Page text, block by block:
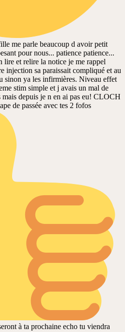
me parle beaucoup d avoir petit
pour nous... patience patience...
lire et relire la notice je me rappel
injection sa paraissait compliqué et au
sinon ya les infirmières. Niveau effet
stim simple et j avais un mal de
mais depuis je n en ai pas eu! CLOCH
de passée avec tes 2 fofos
à ta prochaine echo tu viendra